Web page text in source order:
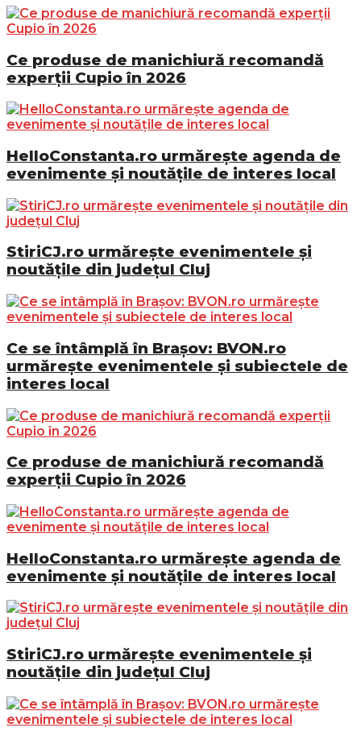
Ce produse de manichiură recomandă
experții Cupio în 2026
HelloConstanta.ro urmărește agenda de
evenimente și noutățile de interes local
StiriCJ.ro urmărește evenimentele și
noutățile din județul Cluj
Ce se întâmplă în Brașov: BVON.ro
urmărește evenimentele și subiectele de
interes local
Ce produse de manichiură recomandă
experții Cupio în 2026
HelloConstanta.ro urmărește agenda de
evenimente și noutățile de interes local
StiriCJ.ro urmărește evenimentele și
noutățile din județul Cluj